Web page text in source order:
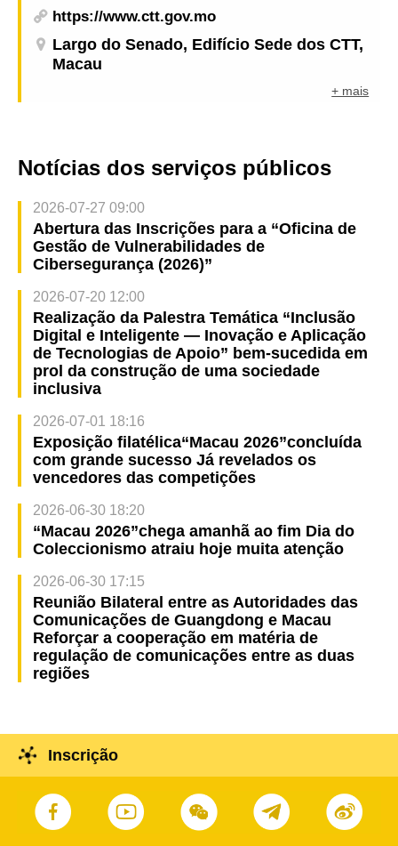
https://www.ctt.gov.mo
Largo do Senado, Edifício Sede dos CTT,
Macau
+ mais
Notícias dos serviços públicos
2026-07-27 09:00
Abertura das Inscrições para a “Oficina de
Gestão de Vulnerabilidades de
Cibersegurança (2026)”
2026-07-20 12:00
Realização da Palestra Temática “Inclusão
Digital e Inteligente — Inovação e Aplicação
de Tecnologias de Apoio” bem-sucedida em
prol da construção de uma sociedade
inclusiva
2026-07-01 18:16
Exposição filatélica“Macau 2026”concluída
com grande sucesso Já revelados os
vencedores das competições
2026-06-30 18:20
“Macau 2026”chega amanhã ao fim Dia do
Coleccionismo atraiu hoje muita atenção
2026-06-30 17:15
Reunião Bilateral entre as Autoridades das
Comunicações de Guangdong e Macau
Reforçar a cooperação em matéria de
regulação de comunicações entre as duas
regiões
Inscrição